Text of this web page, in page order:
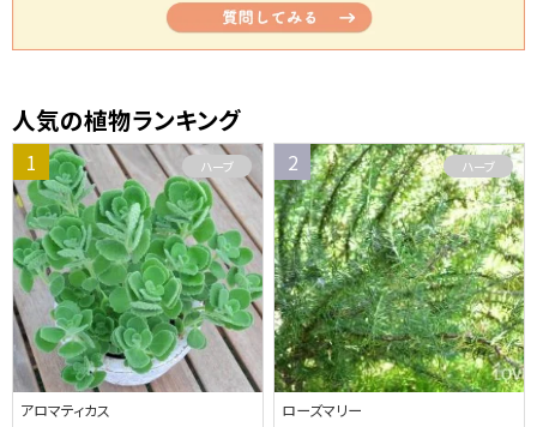
人気の植物ランキング
アロマティカス
ハーブ
ローズマリー
ハーブ